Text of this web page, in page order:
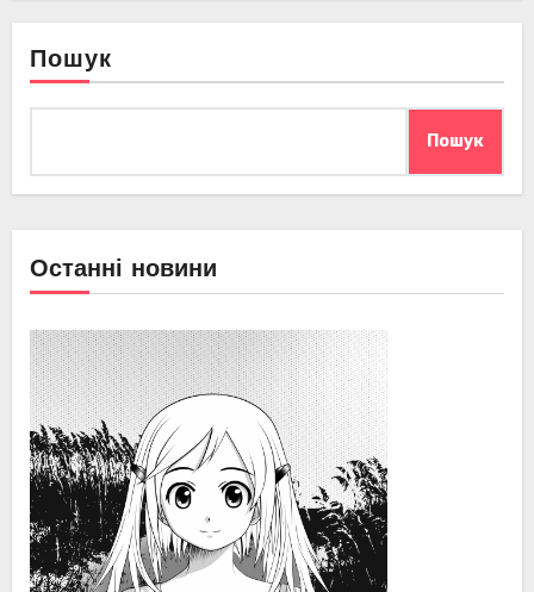
Пошук
Пошук
Останні новини